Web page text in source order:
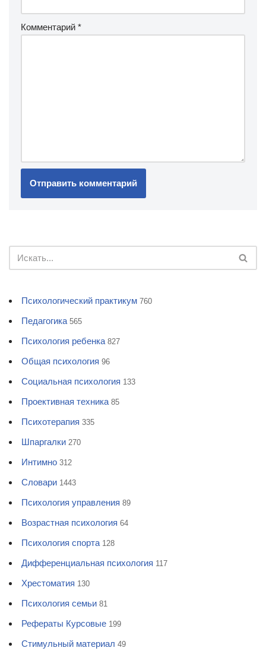
Комментарий *
Психологический практикум 760
Педагогика 565
Психология ребенка 827
Общая психология 96
Социальная психология 133
Проективная техника 85
Психотерапия 335
Шпаргалки 270
Интимно 312
Словари 1443
Психология управления 89
Возрастная психология 64
Психология спорта 128
Дифференциальная психология 117
Хрестоматия 130
Психология семьи 81
Рефераты Курсовые 199
Стимульный материал 49